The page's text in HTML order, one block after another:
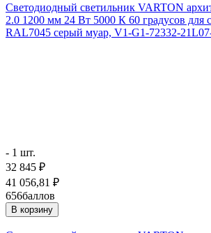
Светодиодный светильник VARTON
2.0 1200 мм 24 Вт 5000 К 60 градусов для
RAL7045 серый муар, V1-G1-72332-
- 1 шт.
32 845 ₽
41 056,81 ₽
656баллов
В корзину